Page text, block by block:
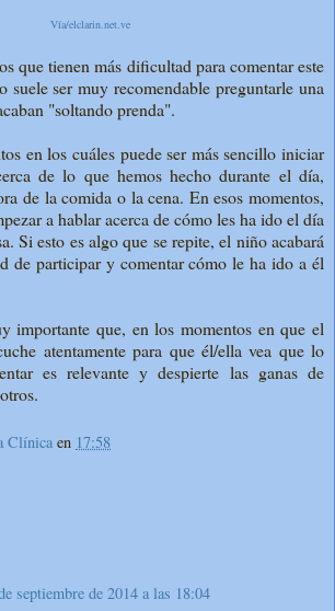
Vía/elclarin.net.ve
que tienen más dificultad para comentar este
suele ser muy recomendable preguntarle una
"soltando prenda".
en los cuáles puede ser más sencillo iniciar
de lo que hemos hecho durante el día,
de la comida o la cena. En esos momentos,
a hablar acerca de cómo les ha ido el día
Si esto es algo que se repite, el niño acabará
de participar y comentar cómo le ha ido a él
importante que, en los momentos en que el
atentamente para que él/ella vea que lo
es relevante y despierte las ganas de
Clínica en 17:58
septiembre de 2014 a las 18:04